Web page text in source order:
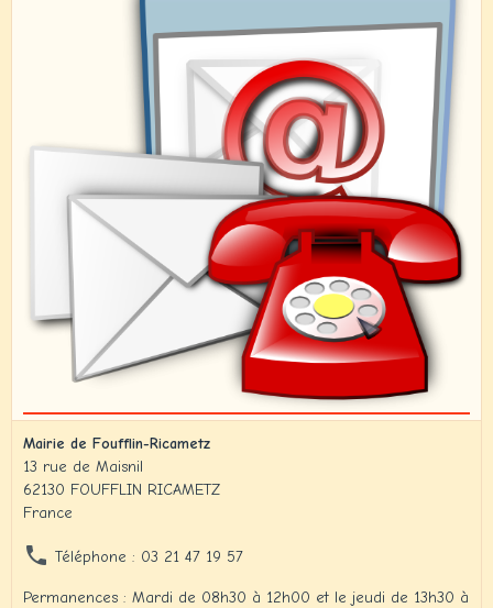
Mairie de Foufflin-Ricametz
13 rue de Maisnil
62130 FOUFFLIN RICAMETZ
France
Téléphone : 03 21 47 19 57
Permanences : Mardi de 08h30 à 12h00 et le jeudi de 13h30 à